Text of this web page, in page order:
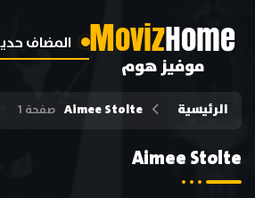
MovizHome
موفيز هوم
المضاف
الرئيسية Aimee Stolte صفحة 1
Aimee Stolte